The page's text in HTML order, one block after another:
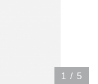
1 / 5